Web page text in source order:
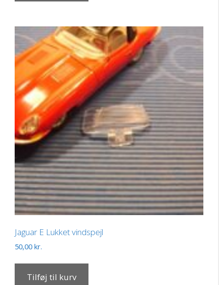
Jaguar E Lukket vindspejl
50,00 kr.
Tilføj til kurv